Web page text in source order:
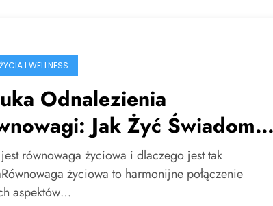
I WELLNESS
Odnalezienia
Jak Żyć Świadomie
równowaga życiowa i dlaczego jest tak
życiowa to harmonijne połączenie
aspektów…